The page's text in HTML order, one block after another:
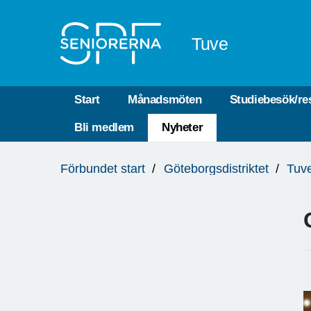
Tuve
Start Månadsmöten Studiebesök/
Bli medlem Nyheter
är
Förbundet start Göteborgsdistriktet